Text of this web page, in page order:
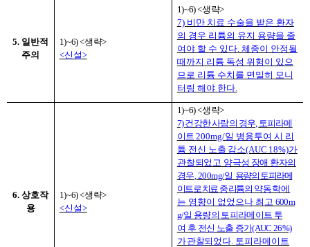
5. 일반적
주의
1)~6) <생략>
<신설>
1)~6) <생략>
7) 비만 치료 수술을 받은 환자
의 경우 리튬의 유지 용량을 줄
여야 할 수 있다. 체중이 안정될
때까지 리튬 독성 위험이 있으
므로 리튬 수치를 면밀히 모니
터링 해야 한다.
6. 상호작
용
1)~6) <생략>
<신설>
1)~6) <생략>
7)건강한 사람의 경우, 토피라메
이트 200mg/일 병용투여 시 리
튬 전신 노출 감소(AUC 18%)가
관찰되었고 양극성 장애 환자의
경우, 200mg/일 용량의 토피라메
이트로 치료 중 리튬의 약동학에
는 영향이 없었으나 최고 600m
g/일 용량의 토피라메이트 투
여 후 전신 노출 증가(AUC 26%)
가 관찰되었다. 토피라메이트